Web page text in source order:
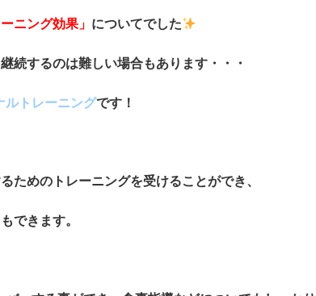
ニング効果」 についてでした
続するのは難しい場合もあります・・・
ルトレーニングです！
ためのトレーニングを受けることができ、
できます。